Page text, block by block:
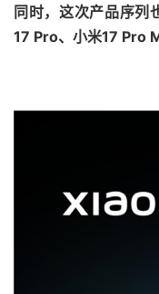
同时，这次产品序列
17 Pro、小米17 Pro